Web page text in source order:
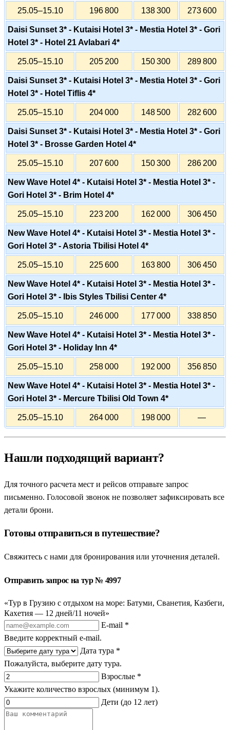
25.05–15.10 196 800 138 300 273 600
Daisi Sunset 3* - Kutaisi Hotel 3* - Mestia Hotel 3* - Gori
Hotel 3* - Hotel 21 Avlabari 4*
25.05–15.10 205 200 150 300 289 800
Daisi Sunset 3* - Kutaisi Hotel 3* - Mestia Hotel 3* - Gori
Hotel 3* - Hotel Tiflis 4*
25.05–15.10 204 000 148 500 282 600
Daisi Sunset 3* - Kutaisi Hotel 3* - Mestia Hotel 3* - Gori
Hotel 3* - Brosse Garden Hotel 4*
25.05–15.10 207 600 150 300 286 200
New Wave Hotel 4* - Kutaisi Hotel 3* - Mestia Hotel 3* -
Gori Hotel 3* - Brim Hotel 4*
25.05–15.10 223 200 162 000 306 450
New Wave Hotel 4* - Kutaisi Hotel 3* - Mestia Hotel 3* -
Gori Hotel 3* - Astoria Tbilisi Hotel 4*
25.05–15.10 225 600 163 800 306 450
New Wave Hotel 4* - Kutaisi Hotel 3* - Mestia Hotel 3* -
Gori Hotel 3* - Ibis Styles Tbilisi Center 4*
25.05–15.10 246 000 177 000 338 850
New Wave Hotel 4* - Kutaisi Hotel 3* - Mestia Hotel 3* -
Gori Hotel 3* - Holiday Inn 4*
25.05–15.10 258 000 192 000 356 850
New Wave Hotel 4* - Kutaisi Hotel 3* - Mestia Hotel 3* -
Gori Hotel 3* - Mercure Tbilisi Old Town 4*
25.05–15.10 264 000 198 000 —
Нашли подходящий вариант?
Для точного расчета мест и рейсов отправьте запрос
письменно. Голосовой звонок не позволяет зафиксировать все
детали брони.
Готовы отправиться в путешествие?
Свяжитесь с нами для бронирования или уточнения деталей.
Отправить запрос на тур № 4997
«Тур в Грузию с отдыхом на море: Батуми, Сванетия, Казбеги,
Кахетия — 12 дней/11 ночей»
E-mail *
Введите корректный e-mail.
Дата тура *
Пожалуйста, выберите дату тура.
Взрослые *
Укажите количество взрослых (минимум 1).
Дети (до 12 лет)